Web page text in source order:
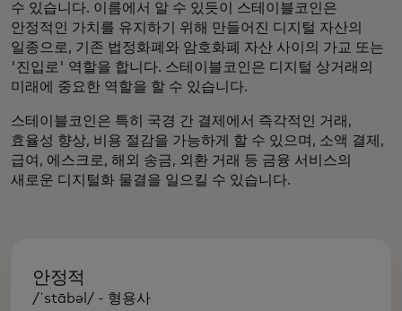
수 있습니다. 이름에서 알 수 있듯이 스테이블코인은
안정적인 가치를 유지하기 위해 만들어진 디지털 자산의
일종으로, 기존 법정화폐와 암호화폐 자산 사이의 가교 또는
'진입로' 역할을 합니다. 스테이블코인은 디지털 상거래의
미래에 중요한 역할을 할 수 있습니다.
스테이블코인은 특히 국경 간 결제에서 즉각적인 거래,
효율성 향상, 비용 절감을 가능하게 할 수 있으며, 소액 결제,
급여, 에스크로, 해외 송금, 외환 거래 등 금융 서비스의
새로운 디지털화 물결을 일으킬 수 있습니다.
안정적
/ˈstābəl/ - 형용사